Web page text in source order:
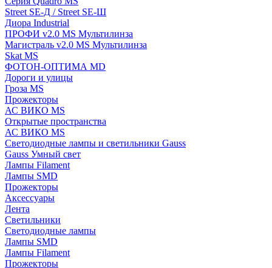
Street SE-Д / Street SE-Ш
Диора Industrial
ПРОФИ v2.0 MS Мультилинза
Магистраль v2.0 MS Мультилинза
Skat MS
ФОТОН-ОПТИМА MD
Дороги и улицы
Гроза MS
Прожекторы
АС ВИКО MS
Открытые пространства
АС ВИКО MS
Светодиодные лампы и светильники Gauss
Gauss Умный свет
Лампы Filament
Лампы SMD
Прожекторы
Аксессуары
Лента
Светильники
Светодиодные лампы
Лампы SMD
Лампы Filament
Прожекторы